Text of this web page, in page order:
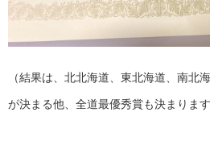
（結果は、北北海道、東北海道、南北
が決まる他、全道最優秀賞も決まります